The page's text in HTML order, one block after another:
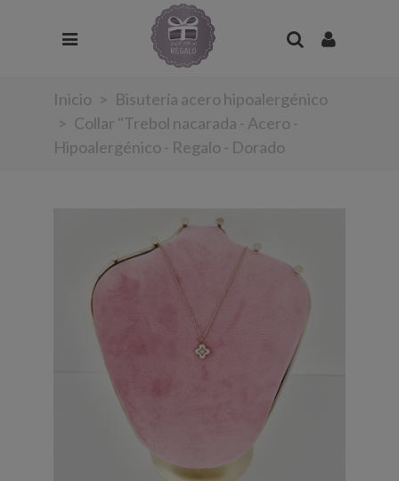
Inicio > Bisutería acero hipoalergénico
> Collar "Trebol nacarada - Acero -
Hipoalergénico - Regalo - Dorado